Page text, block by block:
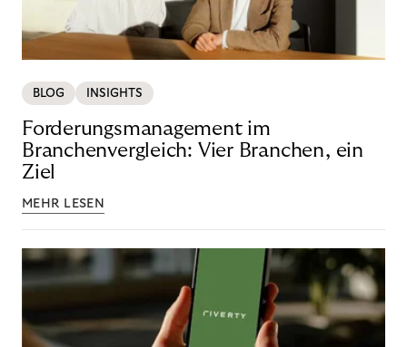
BLOG INSIGHTS
Forderungsmanagement im
Branchenvergleich: Vier Branchen, ein
Ziel
MEHR LESEN